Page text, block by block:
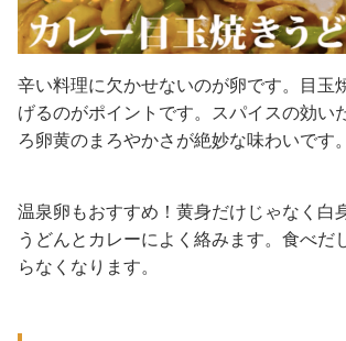
辛い料理に欠かせないのが卵です。目玉
げるのがポイントです。スパイスの効い
ろ卵黄のまろやかさが絶妙な味わいです。
温泉卵もおすすめ！黄身だけじゃなく白
うどんとカレーによく絡みます。食べだ
らなくなります。